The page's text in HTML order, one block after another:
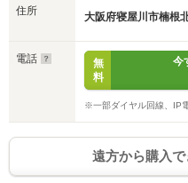
住所 大阪府寝屋川市楠根
電話
無
料
今
※一部ダイヤル回線、IP
遠方から購入